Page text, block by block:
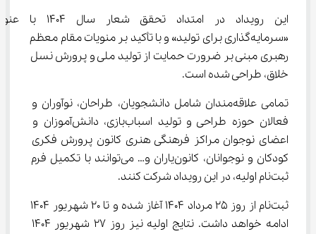
این رویداد در امتداد تحقق شعار سال
«سرمایه‌گذاری برای تولید» و با تأکید بر منویات مقام معظم
رهبری مبنی بر ضرورت حمایت از تولید ملی و پرورش نسل
خلاق، طراحی شده است.
تمامی علاقه‌مندان شامل دانشجویان، طراحان، نوآوران و
فعالان حوزه طراحی و تولید اسباب‌بازی، دانش‌آموزان و
اعضای نوجوان مراکز فرهنگی هنری کانون پرورش فکری
کودکان و نوجوانان، کانون‌یاران و… می‌توانند با تکمیل فرم
ثبت‌نام اولیه، در این رویداد شرکت کنند.